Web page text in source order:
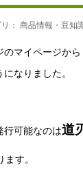
リ： 商品情報・豆知
のマイページから
なりました。
行可能なのは道
ます。